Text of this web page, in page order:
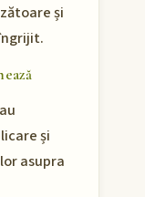
și
și
asupra